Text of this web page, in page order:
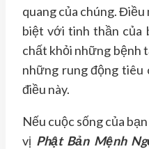
quang của chúng. Điều
biệt với tinh thần của
chất khỏi những bệnh
những rung động
điều này.
Nếu cuộc sống của
vị Phật Bản Mệnh